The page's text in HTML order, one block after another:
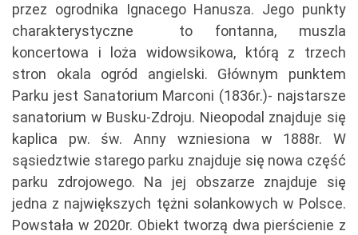
przez ogrodnika Ignacego Hanusza. Jego punkty
charakterystyczne to fontanna, muszla
koncertowa i loża widowsikowa, którą z trzech
stron okala ogród angielski. Głównym punktem
Parku jest Sanatorium Marconi (1836r.)- najstarsze
sanatorium w Busku-Zdroju. Nieopodal znajduje się
kaplica pw. św. Anny wzniesiona w 1888r. W
sąsiedztwie starego parku znajduje się nowa część
parku zdrojowego. Na jej obszarze znajduje się
jedna z największych tężni solankowych w Polsce.
Powstała w 2020r. Obiekt tworzą dwa pierścienie z